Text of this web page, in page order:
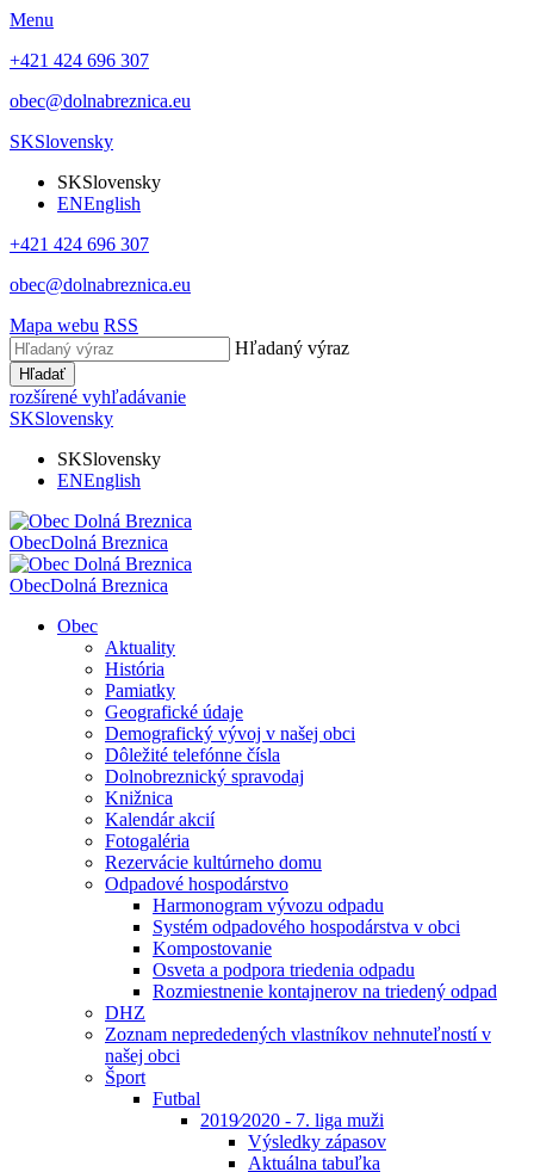
Menu
+421 424 696 307
obec@dolnabreznica.eu
SKSlovensky
SKSlovensky
ENEnglish
+421 424 696 307
obec@dolnabreznica.eu
Mapa webu RSS
Hľadaný výraz
Hľadať
rozšírené vyhľadávanie
SKSlovensky
SKSlovensky
ENEnglish
ObecDolná Breznica
ObecDolná Breznica
Obec
Aktuality
História
Pamiatky
Geografické údaje
Demografický vývoj v našej obci
Dôležité telefónne čísla
Dolnobreznický spravodaj
Knižnica
Kalendár akcií
Fotogaléria
Rezervácie kultúrneho domu
Odpadové hospodárstvo
Harmonogram vývozu odpadu
Systém odpadového hospodárstva v obci
Kompostovanie
Osveta a podpora triedenia odpadu
Rozmiestnenie kontajnerov na triedený odpad
DHZ
Zoznam neprededených vlastníkov nehnuteľností v
našej obci
Šport
Futbal
2019⁄2020 - 7. liga muži
Výsledky zápasov
Aktuálna tabuľka